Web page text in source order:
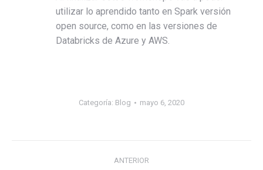
utilizar lo aprendido tanto en Spark versión
open source, como en las versiones de
Databricks de Azure y AWS.
Categoría: Blog mayo 6, 2020
ANTERIOR